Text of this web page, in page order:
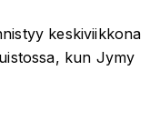
keskiviikkona
kun Jymy